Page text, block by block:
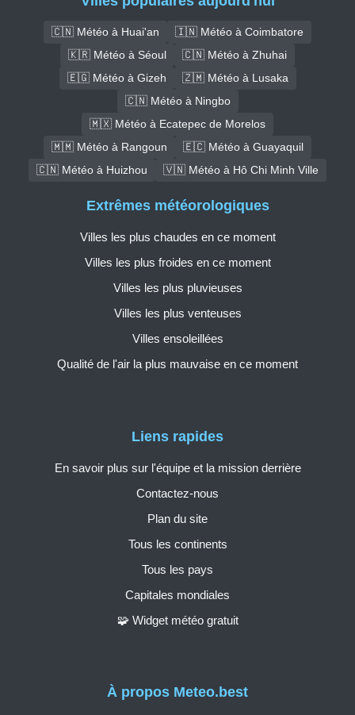
🇨🇳 Météo à Huai'an
🇮🇳 Météo à Coimbatore
🇰🇷 Météo à Séoul
🇨🇳 Météo à Zhuhai
🇪🇬 Météo à Gizeh
🇿🇲 Météo à Lusaka
🇨🇳 Météo à Ningbo
🇲🇽 Météo à Ecatepec de Morelos
🇲🇲 Météo à Rangoun
🇪🇨 Météo à Guayaquil
🇨🇳 Météo à Huizhou
🇻🇳 Météo à Hô Chi Minh Ville
À propos Meteo.best
Liens rapides
En savoir plus sur l'équipe et la mission derrière
Contactez-nous
Plan du site
Tous les continents
Tous les pays
Capitales mondiales
🧩 Widget météo gratuit
Extrêmes météorologiques
Villes les plus chaudes en ce moment
Villes les plus froides en ce moment
Villes les plus pluvieuses
Villes les plus venteuses
Villes ensoleillées
Qualité de l'air la plus mauvaise en ce moment